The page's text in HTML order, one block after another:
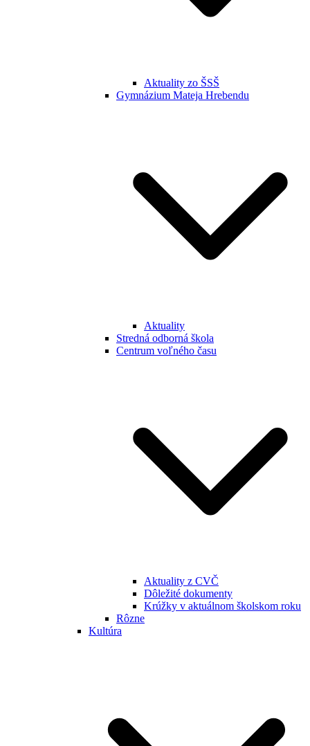
Aktuality zo ŠSŠ
Gymnázium Mateja Hrebendu
Aktuality
Stredná odborná škola
Centrum voľného času
Aktuality z CVČ
Dôležité dokumenty
Krúžky v aktuálnom školskom roku
Rôzne
Kultúra